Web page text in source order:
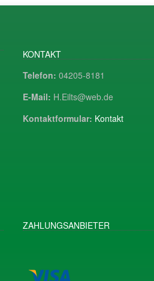
KONTAKT
Telefon: 04205-8181
E-Mail: H.Eilts@web.de
Kontaktformular: Kontakt
ZAHLUNGSANBIETER